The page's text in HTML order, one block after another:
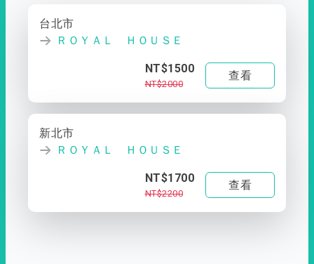
台北市
ＲＯＹＡＬ ＨＯＵＳＥ
NT$1500
NT$2000
查看
新北市
ＲＯＹＡＬ ＨＯＵＳＥ
NT$1700
NT$2200
查看